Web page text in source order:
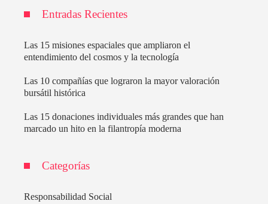
Entradas Recientes
Las 15 misiones espaciales que ampliaron el
entendimiento del cosmos y la tecnología
Las 10 compañías que lograron la mayor valoración
bursátil histórica
Las 15 donaciones individuales más grandes que han
marcado un hito en la filantropía moderna
Categorías
Responsabilidad Social